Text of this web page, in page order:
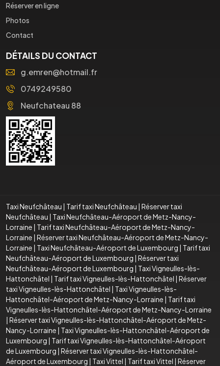
Réserver en ligne
Photos
Contact
DÉTAILS DU CONTACT
g.emren@hotmail.fr
0749249580
Neufchateau 88
Taxi Neufchâteau | Tarif taxi Neufchâteau | Réserver taxi
Neufchâteau | Taxi Neufchâteau-Aéroport de Metz-Nancy-
Lorraine | Tarif taxi Neufchâteau-Aéroport de Metz-Nancy-
Lorraine | Réserver taxi Neufchâteau-Aéroport de Metz-Nancy-
Lorraine | Taxi Neufchâteau-Aéroport de Luxembourg | Tarif taxi
Neufchâteau-Aéroport de Luxembourg | Réserver taxi
Neufchâteau-Aéroport de Luxembourg | Taxi Vigneulles-lès-
Hattonchâtel | Tarif taxi Vigneulles-lès-Hattonchâtel | Réserver
taxi Vigneulles-lès-Hattonchâtel | Taxi Vigneulles-lès-
Hattonchâtel-Aéroport de Metz-Nancy-Lorraine | Tarif taxi
Vigneulles-lès-Hattonchâtel-Aéroport de Metz-Nancy-Lorraine
| Réserver taxi Vigneulles-lès-Hattonchâtel-Aéroport de Metz-
Nancy-Lorraine | Taxi Vigneulles-lès-Hattonchâtel-Aéroport de
Luxembourg | Tarif taxi Vigneulles-lès-Hattonchâtel-Aéroport
de Luxembourg | Réserver taxi Vigneulles-lès-Hattonchâtel-
Aéroport de Luxembourg | Taxi Vittel | Tarif taxi Vittel | Réserver